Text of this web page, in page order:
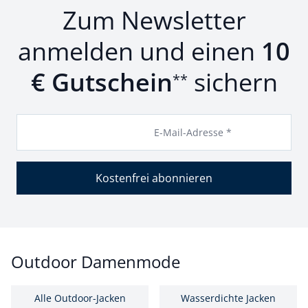
Zum Newsletter
anmelden und einen 10
€ Gutschein** sichern
E-Mail-Adresse *
Kostenfrei abonnieren
Outdoor Damenmode
Alle Outdoor-Jacken Wasserdichte Jacken